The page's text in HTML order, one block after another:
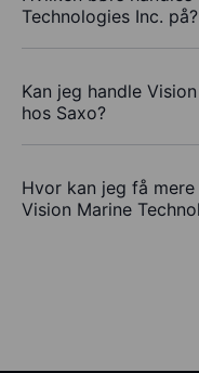
Technologies Inc. på?
Kan jeg handle
hos Saxo?
Hvor kan jeg få
Vision Marine